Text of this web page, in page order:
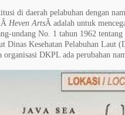
di daerah pelabuhan dengan
Heven ArtsÂ adalah untuk
undang No. 1 tahun 1962
Dinas Kesehatan Pelabuhan
DKPL ada perubahan